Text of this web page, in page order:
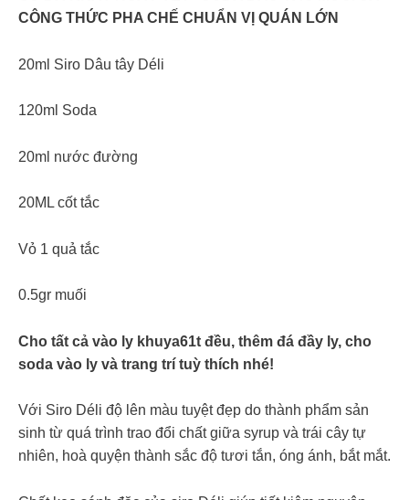
CÔNG THỨC PHA CHẾ CHUẨN VỊ QUÁN LỚN
20ml Siro Dâu tây Déli
120ml Soda
20ml nước đường
20ML cốt tắc
Vỏ 1 quả tắc
0.5gr muối
Cho tất cả vào ly khuya61t đều, thêm đá đầy ly, cho
soda vào ly và trang trí tuỳ thích nhé!
Với Siro Déli độ lên màu tuyệt đẹp do thành phẩm sản
sinh từ quá trình trao đổi chất giữa syrup và trái cây tự
nhiên, hoà quyện thành sắc độ tươi tắn, óng ánh, bắt mắt.